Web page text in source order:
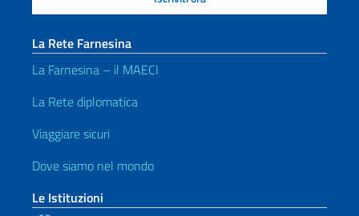
La Rete Farnesina
La Farnesina – il MAECI
La Rete diplomatica
Viaggiare sicuri
Dove siamo nel mondo
Le Istituzioni